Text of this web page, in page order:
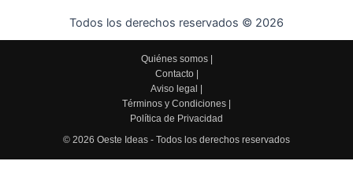
Todos los derechos reservados © 2026
Quiénes somos|
Contacto|
Aviso legal
Términos y Condiciones
Política de Privacidad
© 2026 Oeste Ideas - Todos los derechos reservados